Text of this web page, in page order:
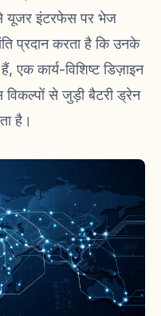
यूजर इंटरफेस पर भेज
प्रदान करता है कि उनके
कार्य-विशिष्ट डिज़ाइन
विकल्पों से जुड़ी बैटरी ड्रेन
है।